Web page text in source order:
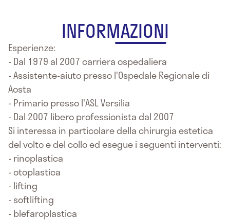
INFORMAZIONI
Esperienze:
- Dal 1979 al 2007 carriera ospedaliera
- Assistente-aiuto presso l'Ospedale Regionale di
Aosta
- Primario presso l'ASL Versilia
- Dal 2007 libero professionista dal 2007
Si interessa in particolare della chirurgia estetica
del volto e del collo ed esegue i seguenti interventi:
- rinoplastica
- otoplastica
- lifting
- softlifting
- blefaroplastica